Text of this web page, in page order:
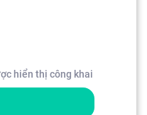
hiển thị công khai